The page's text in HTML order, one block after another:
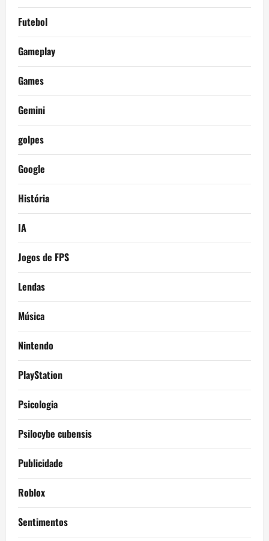
Futebol
Gameplay
Games
Gemini
golpes
Google
História
IA
Jogos de FPS
Lendas
Música
Nintendo
PlayStation
Psicologia
Psilocybe cubensis
Publicidade
Roblox
Sentimentos